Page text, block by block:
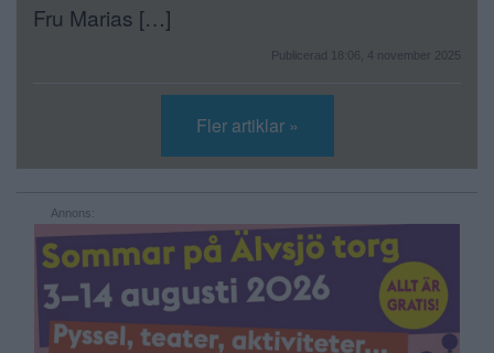
Fru Marias […]
Publicerad 18:06, 4 november 2025
Fler artiklar »
Annons: